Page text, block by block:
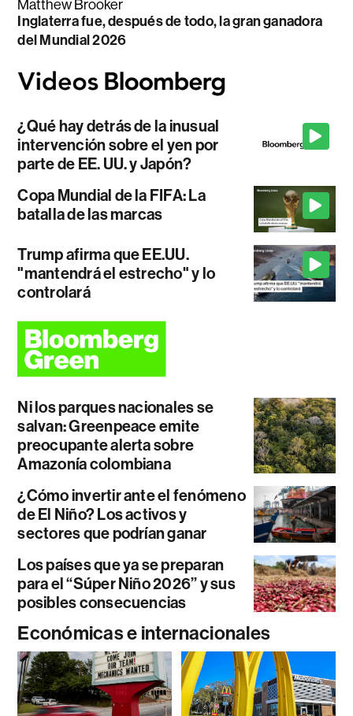
Matthew Brooker
Inglaterra fue, después de todo, la gran ganadora
del Mundial 2026
¿Qué hay detrás de la inusual
intervención sobre el yen por
parte de EE. UU. y Japón?
Copa Mundial de la FIFA: La
batalla de las marcas
Trump afirma que EE.UU.
"mantendrá el estrecho" y lo
controlará
Ni los parques nacionales se
salvan: Greenpeace emite
preocupante alerta sobre
Amazonía colombiana
¿Cómo invertir ante el fenómeno
de El Niño? Los activos y
sectores que podrían ganar
Los países que ya se preparan
para el “Súper Niño 2026” y sus
posibles consecuencias
Económicas e internacionales